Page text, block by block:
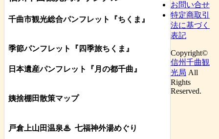
千曲市観光総合パンフレット 『ちくま 』
季節パンフレット『四季旅ちくま』
日本遺産パンフレット 『月の都千曲 』
姨捨棚田散策マップ
戸倉上山田温泉♨ 七福神外湯めぐり
お問い合せ
特定商取引
法に基づく
表記
Copyright©
信州千曲観
光局 All
Rights
Reserved.